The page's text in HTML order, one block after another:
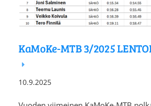
KaMoKe-MTB 3/2025
10.9.2025